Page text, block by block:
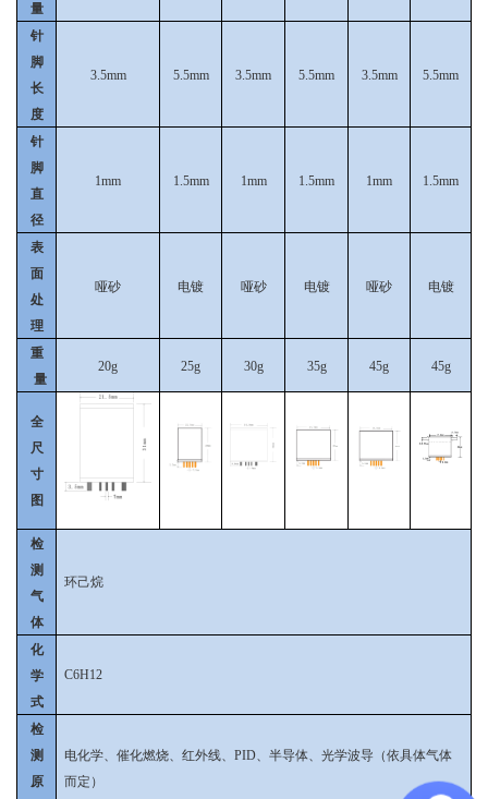
量
针
脚
长
度
3.5mm 5.5mm 3.5mm 5.5mm 3.5mm 5.5mm
针
脚
直
径
1mm 1.5mm 1mm 1.5mm 1mm 1.5mm
表
面
处
理
哑砂 电镀 哑砂 电镀 哑砂 电镀
重
量
20g 25g 30g 35g 45g 45g
全
尺
寸
图
检
测
气
体
环己烷
化
学
式
C6H12
检
测
原
电化学、催化燃烧、红外线、PID、半导体、光学波导（依具体气体
而定）